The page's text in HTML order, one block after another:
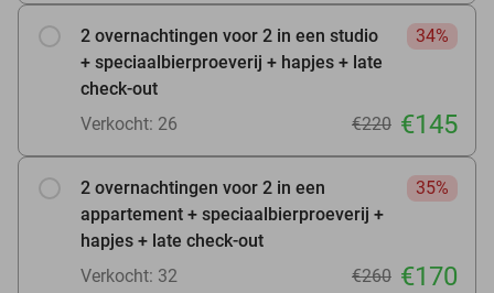
2 overnachtingen voor 2 in een studio
+ speciaalbierproeverij + hapjes + late
check-out
34%
Verkocht: 26 €220 €145
2 overnachtingen voor 2 in een
appartement + speciaalbierproeverij +
hapjes + late check-out
35%
Verkocht: 32 €260 €170